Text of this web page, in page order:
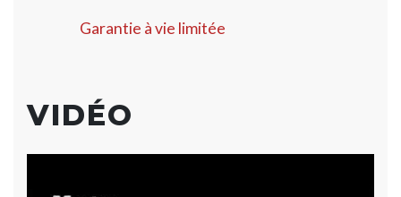
Garantie à vie limitée
VIDÉO